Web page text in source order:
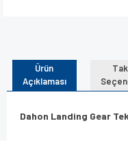
Ürün
Açıklaması
Dahon Landing Gear